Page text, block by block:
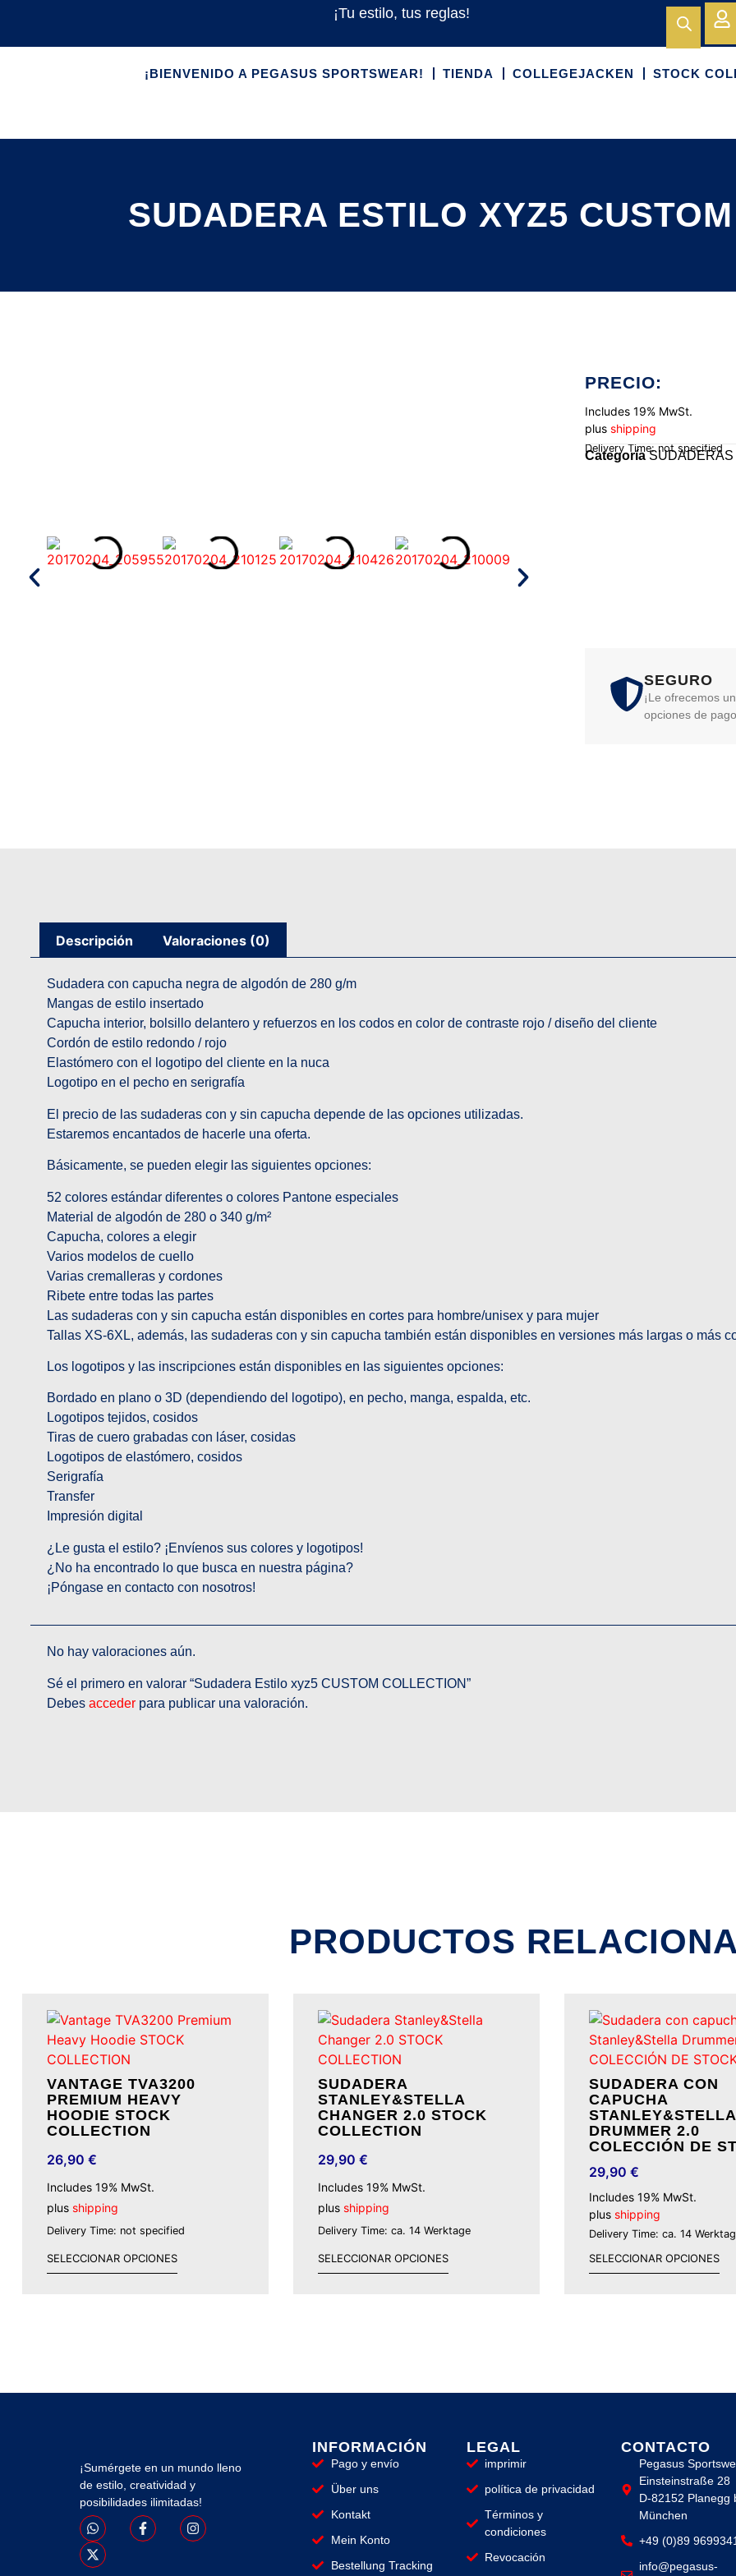
¡Tu estilo, tus reglas!
¡BIENVENIDO A PEGASUS SPORTSWEAR! TIENDA COLLEGEJACKEN STOCK
SUDADERA ESTILO XYZ5
PRECIO:
Includes 19% MwSt.
plus shipping
Delivery Time: not specified
Categoría
SEGURO
¡Le ofrecemos
opciones de
Descripción Valoraciones (0)
Sudadera con capucha negra de algodón de 280 g/m
Mangas de estilo insertado
Capucha interior, bolsillo delantero y refuerzos en los codos en color de contraste rojo / diseño del cliente
Cordón de estilo redondo / rojo
Elastómero con el logotipo del cliente en la nuca
Logotipo en el pecho en serigrafía
El precio de las sudaderas con y sin capucha depende de las opciones utilizadas.
Estaremos encantados de hacerle una oferta.
Básicamente, se pueden elegir las siguientes opciones:
52 colores estándar diferentes o colores Pantone especiales
Material de algodón de 280 o 340 g/m²
Capucha, colores a elegir
Varios modelos de cuello
Varias cremalleras y cordones
Ribete entre todas las partes
Las sudaderas con y sin capucha están disponibles en cortes para hombre/unisex y para mujer
Tallas XS-6XL, además, las sudaderas con y sin capucha también están disponibles en versiones más largas o más
Los logotipos y las inscripciones están disponibles en las siguientes opciones:
Bordado en plano o 3D (dependiendo del logotipo), en pecho, manga, espalda, etc.
Logotipos tejidos, cosidos
Tiras de cuero grabadas con láser, cosidas
Logotipos de elastómero, cosidos
Serigrafía
Transfer
Impresión digital
¿Le gusta el estilo? ¡Envíenos sus colores y logotipos!
¿No ha encontrado lo que busca en nuestra página?
¡Póngase en contacto con nosotros!
No hay valoraciones aún.
Sé el primero en valorar “Sudadera Estilo xyz5 CUSTOM COLLECTION”
Debes acceder para publicar una valoración.
PRODUCTOS
VANTAGE TVA3200
PREMIUM HEAVY
HOODIE STOCK
COLLECTION
26,90 €
Includes 19% MwSt.
plus shipping
Delivery Time: not specified
SELECCIONAR OPCIONES
SUDADERA
STANLEY&STELLA
CHANGER 2.0 STOCK
COLLECTION
29,90 €
Includes 19% MwSt.
plus shipping
Delivery Time: ca. 14 Werktage
SELECCIONAR OPCIONES
SUDADERA CON
CAPUCHA
STANLEY&STELLA
DRUMMER 2.0
COLECCIÓN DE
29,90 €
Includes 19% MwSt.
plus shipping
Delivery Time: ca. 14
SELECCIONAR OPCIONES
¡Sumérgete en un mundo lleno
de estilo, creatividad y
posibilidades ilimitadas!
INFORMACIÓN
Pago y envío
Über uns
Kontakt
Mein Konto
Bestellung Tracking
LEGAL
imprimir
política de privacidad
Términos y
condiciones
Revocación
CONTACTO
Pegasus
Einsteinstraße 28
D-82152 Planegg
München
+49 (0)89
info@pegasus-